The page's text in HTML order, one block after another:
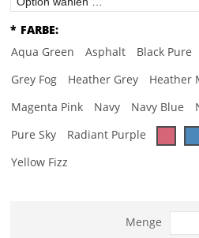
* FARBE:
Aqua Green
Asphalt Black Pure
Grey Fog
Heather Grey
Heather
Magenta Pink
Navy Navy Blue
Pure Sky
Radiant Purple
Yellow Fizz
Menge